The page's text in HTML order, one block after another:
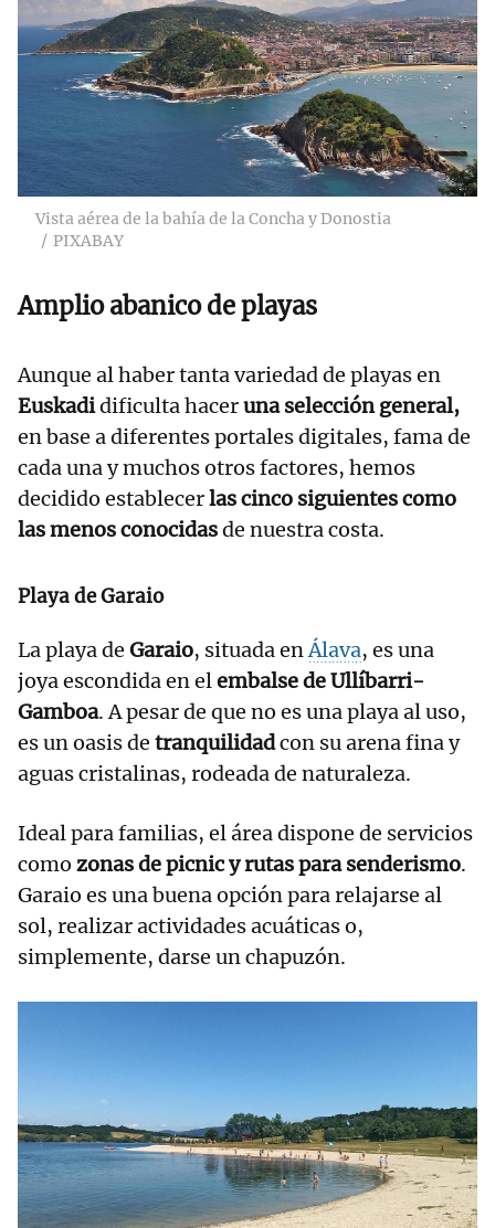
Vista aérea de la bahía de la Concha y Donostia
PIXABAY
Amplio abanico de playas
Aunque al haber tanta variedad de playas en
Euskadidificulta haceruna selección general,
en base a diferentes portales digitales, fama de
cada una y muchos otros factores, hemos
decidido establecerlas cinco siguientes como
las menos conocidasde nuestra costa.
Playa de Garaio
La playa de Garaio, situada enÁlava, es una
joya escondida en elembalse de Ullíbarri-
Gamboa. A pesar de que no es una playa al uso,
es un oasis de tranquilidadcon su arena fina y
aguas cristalinas, rodeada de naturaleza.
Ideal para familias, el área dispone de servicios
como zonas de picnic y rutas para senderismo.
Garaio es una buena opción para relajarse al
sol, realizar actividades acuáticas o,
simplemente, darse un chapuzón.